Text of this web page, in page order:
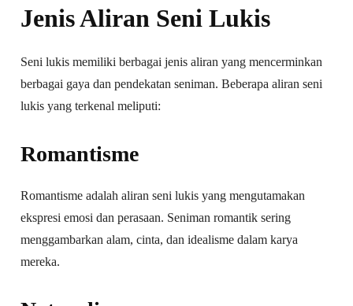
Jenis Aliran Seni Lukis
Seni lukis memiliki berbagai jenis aliran yang mencerminkan
berbagai gaya dan pendekatan seniman. Beberapa aliran seni
lukis yang terkenal meliputi:
Romantisme
Romantisme adalah aliran seni lukis yang mengutamakan
ekspresi emosi dan perasaan. Seniman romantik sering
menggambarkan alam, cinta, dan idealisme dalam karya
mereka.